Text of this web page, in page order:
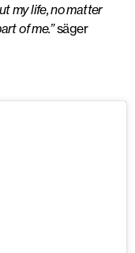
my life, no matter
of me.”säger